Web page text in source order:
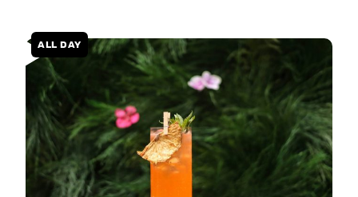
ALL DAY